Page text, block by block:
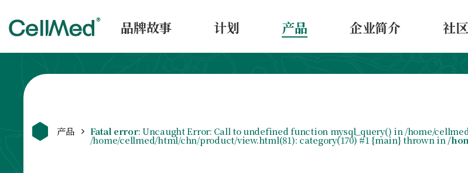
品牌故事 计划 产品 企业简介 社区
产品 Fatal error: Uncaught Error: Call to undefined function mysql_query() in /home/
/home/cellmed/html/chn/product/view.html(81): category(170) #1 {main} thrown in /